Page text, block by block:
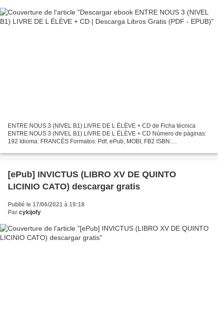
ENTRE NOUS 3 (NIVEL B1) LIVRE DE L ÉLÈVE + CD de Ficha técnica
ENTRE NOUS 3 (NIVEL B1) LIVRE DE L ÉLÈVE + CD Número de páginas:
192 Idioma: FRANCÉS Formatos: Pdf, ePub, MOBI, FB2 ISBN:
PUBLICACIONES...
[ePub] INVICTUS (LIBRO XV DE QUINTO
LICINIO CATO) descargar gratis
Publié le 17/06/2021 à 19:18
Par cykijofy